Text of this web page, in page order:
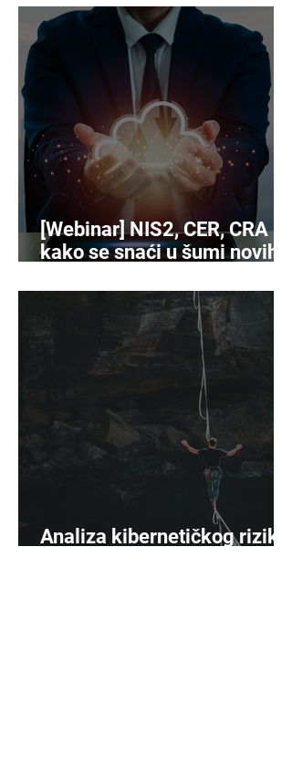
[Webinar] NIS2, CER, CRA -
kako se snaći u šumi novih
Analiza kibernetičkog rizika